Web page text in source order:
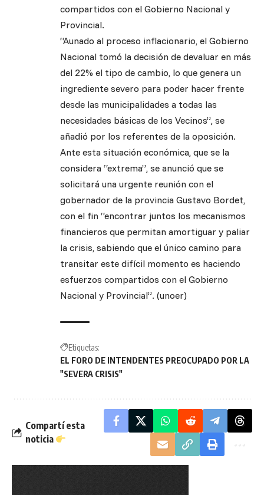
compartidos con el Gobierno Nacional y
Provincial.
“Aunado al proceso inflacionario, el Gobierno
Nacional tomó la decisión de devaluar en más
del 22% el tipo de cambio, lo que genera un
ingrediente severo para poder hacer frente
desde las municipalidades a todas las
necesidades básicas de los Vecinos”, se
añadió por los referentes de la oposición.
Ante esta situación económica, que se la
considera “extrema”, se anunció que se
solicitará una urgente reunión con el
gobernador de la provincia Gustavo Bordet,
con el fin “encontrar juntos los mecanismos
financieros que permitan amortiguar y paliar
la crisis, sabiendo que el único camino para
transitar este difícil momento es haciendo
esfuerzos compartidos con el Gobierno
Nacional y Provincial”. (unoer)
Etiquetas:
EL FORO DE INTENDENTES PREOCUPADO POR LA
"SEVERA CRISIS"
Compartí esta
noticia